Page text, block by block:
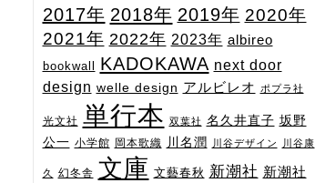
2017年 2018年 2019年 2020年
2021年 2022年 2023年 albireo
bookwall KADOKAWA next door
design welle design アルビレオ ポプラ社
光文社 単行本 双葉社 名久井直子 坂野
公一 小学館 岡本歌織 川名潤 川谷デザイン 川谷康
久 幻冬舎 文庫 文藝春秋 新潮社 新潮社